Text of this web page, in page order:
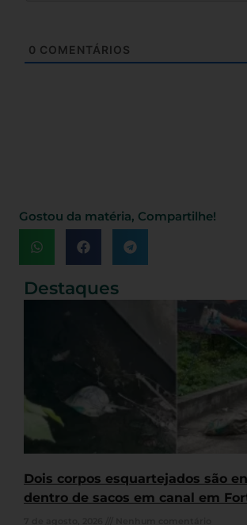
0 COMENTÁRIOS
Gostou da matéria, Compartilhe!
Destaques
Dois corpos esquartejados são
dentro de sacos em canal em